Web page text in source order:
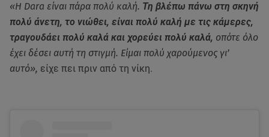
«Η Dara είναι πάρα πολύ καλή. Τη βλέπω πάνω στη σκηνή
πολύ άνετη, το νιώθει, είναι πολύ καλή με τις κάμερες,
τραγουδάει πολύ καλά και χορεύει πολύ καλά, οπότε όλο
έχει δέσει αυτή τη στιγμή. Είμαι πολύ χαρούμενος γι’
αυτό», είχε πει πριν από τη νίκη.